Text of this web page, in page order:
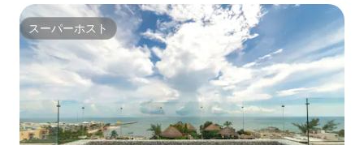
スーパーホスト
スーパーホスト